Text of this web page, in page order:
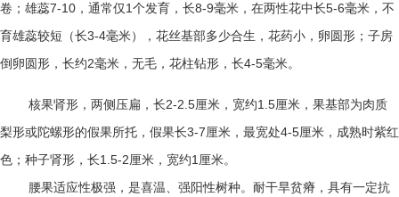
卷；雄蕊7-10 ，通常仅1个发育，长8-9毫米，在两性花中长5-6毫米，不
育雄蕊较短（长3-4毫米），花丝基部多少合生，花药小，卵圆形；子房
倒卵圆形，长约2毫米，无毛，花柱钻形，长4-5毫米。
核果肾形，两侧压扁，长2-2.5厘米，宽约1.5厘米，果基部为肉质
梨形或陀螺形的假果所托，假果长3-7厘米，最宽处4-5厘米，成熟时紫红
色；种子肾形，长1.5-2厘米，宽约1 厘米。
腰果适应性极强，是喜温、强阳性树种。耐干旱贫瘠，具有一定抗